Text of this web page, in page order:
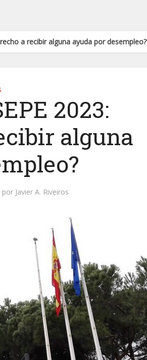
a recibir alguna ayuda por desempleo?
2023:
alguna
por Javier A. Riveiros